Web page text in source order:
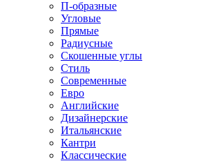
П-образные
Угловые
Прямые
Радиусные
Скошенные углы
Стиль
Современные
Евро
Английские
Дизайнерские
Итальянские
Кантри
Классические